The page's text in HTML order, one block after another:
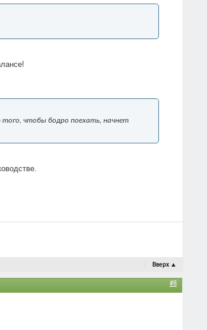
того, чтобы бодро поехать, начнет
Вверх ▲
#8